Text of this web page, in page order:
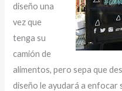
diseño una
vez que
tenga su
camión de
alimentos, pero sepa que
diseño le ayudará a